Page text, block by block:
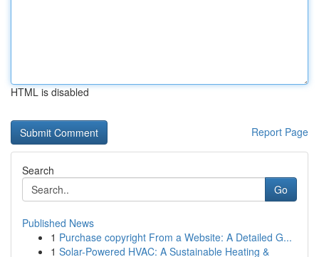
HTML is disabled
Report Page
Search
Go
Published News
1 Purchase copyright From a Website: A Detailed G...
1 Solar-Powered HVAC: A Sustainable Heating &